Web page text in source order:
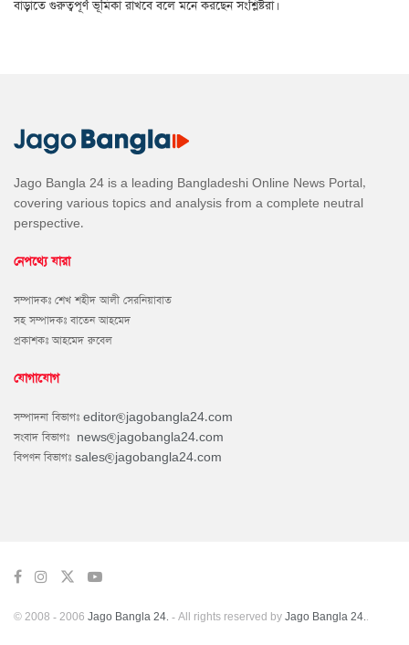
বাড়াতে গুরুত্বপূর্ণ ভূমিকা রাখবে বলে মনে করছেন সংশ্লিষ্টরা।
Jago Bangla 24 is a leading Bangladeshi Online News Portal,
covering various topics and analysis from a complete neutral
perspective.
নেপথ্যে যারা
সম্পাদকঃ শেখ শহীদ আলী সেরনিয়াবাত
সহ সম্পাদকঃ বাতেন আহমেদ
প্রকাশকঃ আহমেদ রুবেল
যোগাযোগ
সম্পাদনা বিভাগঃ editor@jagobangla24.com
সংবাদ বিভাগঃ news@jagobangla24.com
বিপণন বিভাগঃ sales@jagobangla24.com
© 2008 - 2006 Jago Bangla 24. - All rights reserved by Jago Bangla 24..